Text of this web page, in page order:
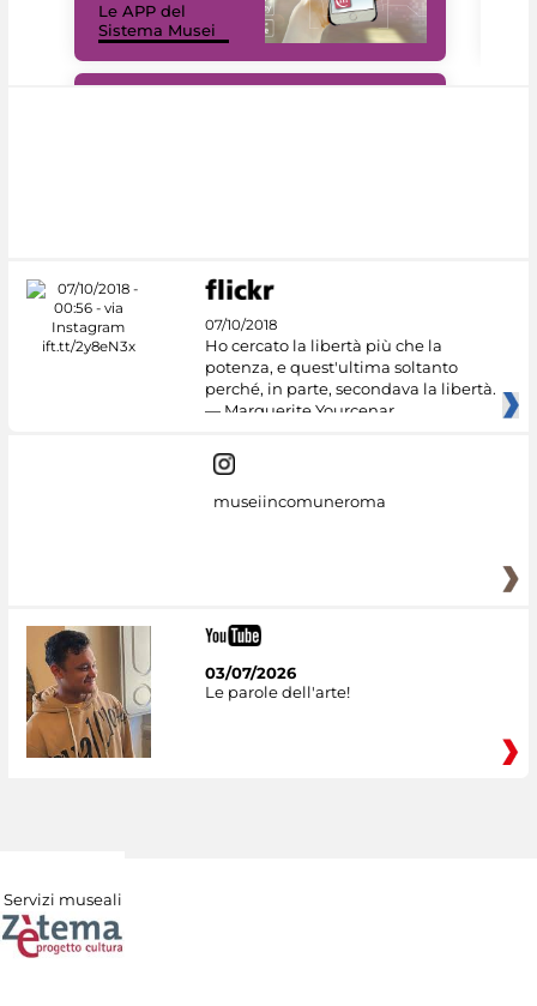
Le APP del
Sistema Musei
07/10/2018
Ho cercato la libertà più che la
potenza, e quest'ultima soltanto
perché, in parte, secondava la libertà.
— Marguerite Yourcenar
museiincomuneroma
03/07/2026
Le parole dell'arte!
Servizi museali